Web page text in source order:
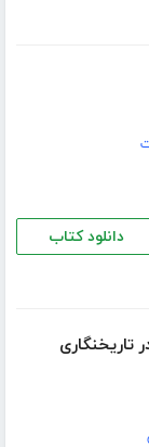
دانلود کتاب